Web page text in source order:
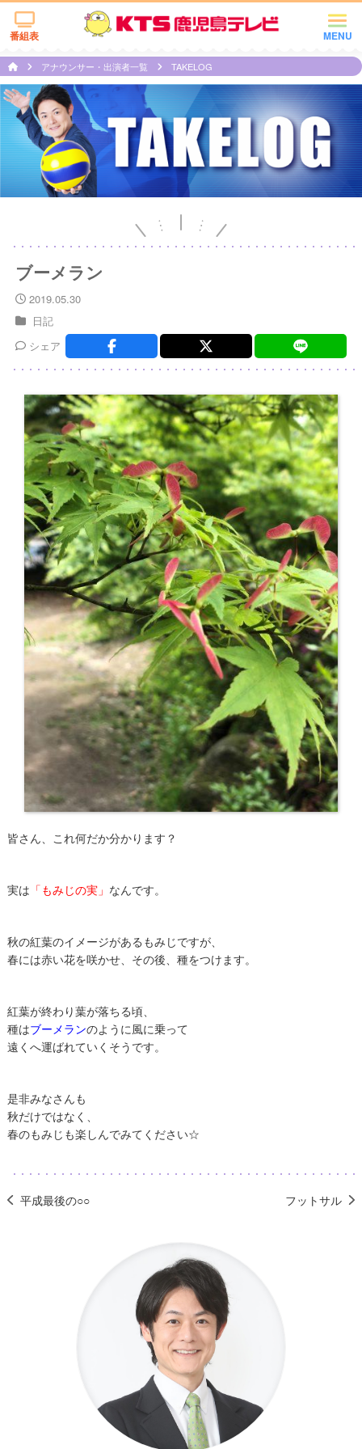
MENU
番組表
アナウンサー・出演者一覧 TAKELOG
ブーメラン
2019.05.30
日記
シェア
皆さん、これ何だか分かります？
実は 「もみじの実」 なんです。
秋の紅葉のイメージがあるもみじですが、
春には赤い花を咲かせ、その後、種をつけます。
紅葉が終わり葉が落ちる頃、
種はブーメランのように風に乗って
遠くへ運ばれていくそうです。
是非みなさんも
秋だけではなく、
春のもみじも楽しんでみてください☆
平成最後の○○ フットサル